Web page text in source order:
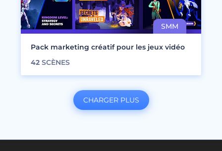
Pack marketing créatif pour les jeux vidéo
42 SCÈNES
CHARGER PLUS